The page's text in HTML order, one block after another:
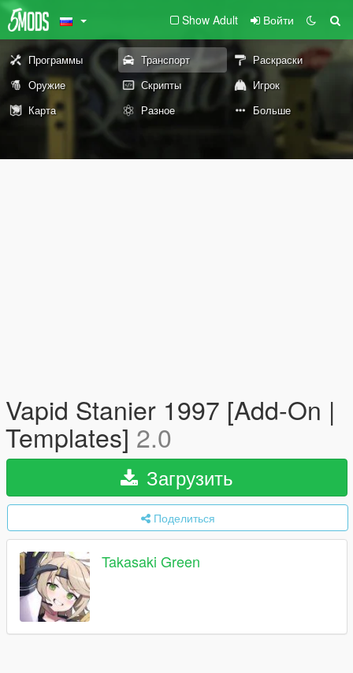
Show Adult Войти
Программы Транспорт
Раскраски
Оружие
Скрипты
Игрок
Карта
Разное Больше
Vapid Stanier 1997 [Add-On |
Templates] 2.0
Загрузить
Поделиться
Takasaki Green